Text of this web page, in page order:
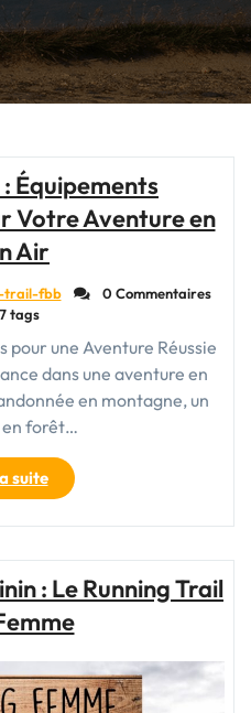
Équipements
Votre Aventure en
Air
trail-fbb
0 Commentaires
7 tags
pour une Aventure Réussie
dans une aventure en
en montagne, un
forêt…
suite"Les
Essentiels
:
pour
Votre
en
Plein
: Le Running Trail